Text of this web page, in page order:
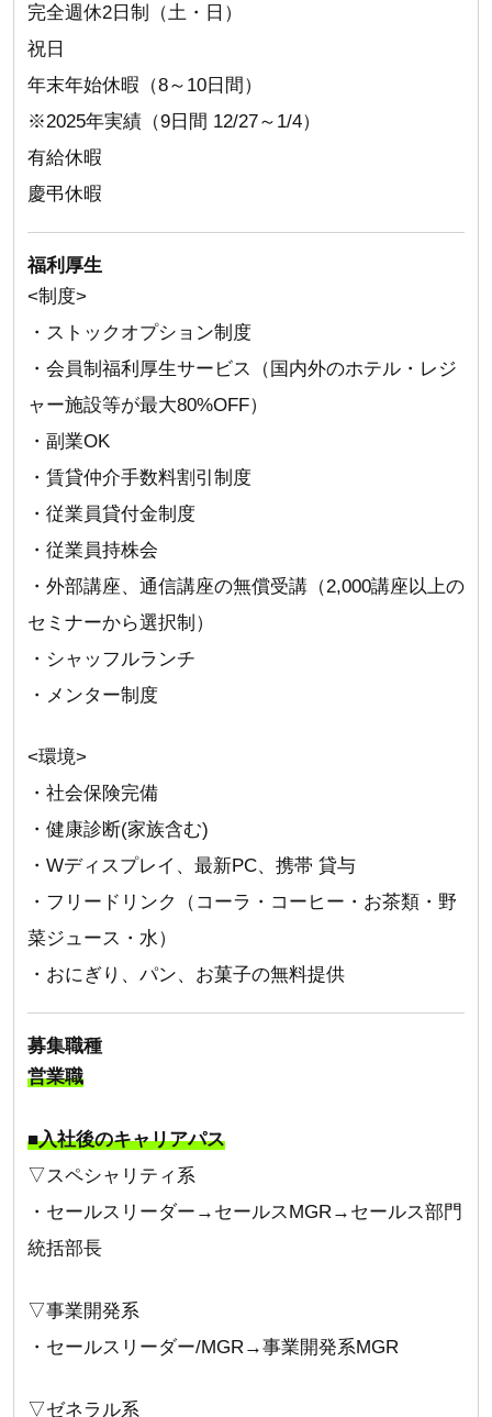
完全週休2日制（土・日）
祝日
年末年始休暇（8～10日間）
※2025年実績（9日間 12/27～1/4）
有給休暇
慶弔休暇
福利厚生
<制度>
・ストックオプション制度
・会員制福利厚生サービス（国内外のホテル・レジ
ャー施設等が最大80%OFF）
・副業OK
・賃貸仲介手数料割引制度
・従業員貸付金制度
・従業員持株会
・外部講座、通信講座の無償受講（2,000講座以上の
セミナーから選択制）
・シャッフルランチ
・メンター制度
<環境>
・社会保険完備
・健康診断(家族含む)
・Wディスプレイ、最新PC、携帯 貸与
・フリードリンク（コーラ・コーヒー・お茶類・野
菜ジュース・水）
・おにぎり、パン、お菓子の無料提供
募集職種
営業職
■入社後のキャリアパス
▽スペシャリティ系
・セールスリーダー→セールスMGR→セールス部門
統括部長
▽事業開発系
・セールスリーダー/MGR→事業開発系MGR
▽ゼネラル系